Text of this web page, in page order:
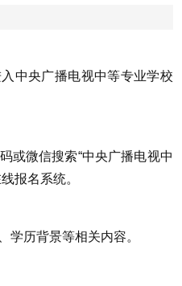
中央广播电视中等专业学校
或微信搜索“中央广播电视中
报名系统。
学历背景等相关内容。